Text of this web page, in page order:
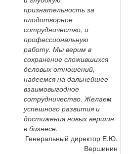
признательность за
плодотворное
сотрудничество, и
профессиональную
работу. Мы верим в
сохранение сложившихся
деловых отношений,
надеемся на дальнейшее
взаимовыгодное
сотрудничество. Желаем
успешного развития и
достижения новых вершин
в бизнесе.
Генеральный директор Е.Ю.
Вершинин